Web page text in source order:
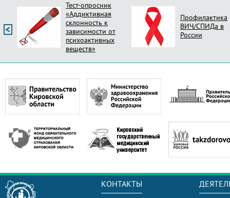
Тест-опросник
«Аддиктивная
склонность к
зависимости от
психоактивных
веществ»
Профилактика
ВИЧ/СПИДа в
России
КОНТАКТЫ